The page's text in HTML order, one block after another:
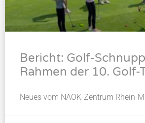
Bericht: Golf-
Rahmen der 10. Golf-
Neues vom NAOK-Zentrum Rhein-